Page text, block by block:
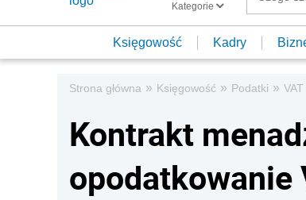
Kategorie
Księgowość Kadry
Strona główna » Księgowość » Podatki » VAT
Kontrakt
opodatkowanie